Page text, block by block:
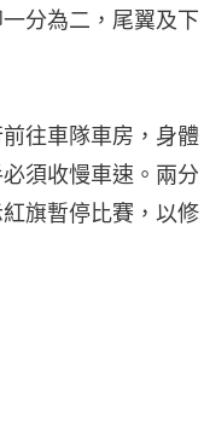
分為二，尾翼及下
往車隊車房，身體
須收慢車速。兩分
旗暫停比賽，以修